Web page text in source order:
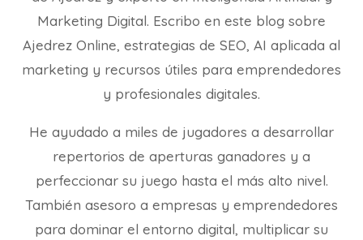
Marketing Digital. Escribo en este blog sobre
Ajedrez Online, estrategias de SEO, AI aplicada al
marketing y recursos útiles para emprendedores
y profesionales digitales.
He ayudado a miles de jugadores a desarrollar
repertorios de aperturas ganadores y a
perfeccionar su juego hasta el más alto nivel.
También asesoro a empresas y emprendedores
para dominar el entorno digital, multiplicar su